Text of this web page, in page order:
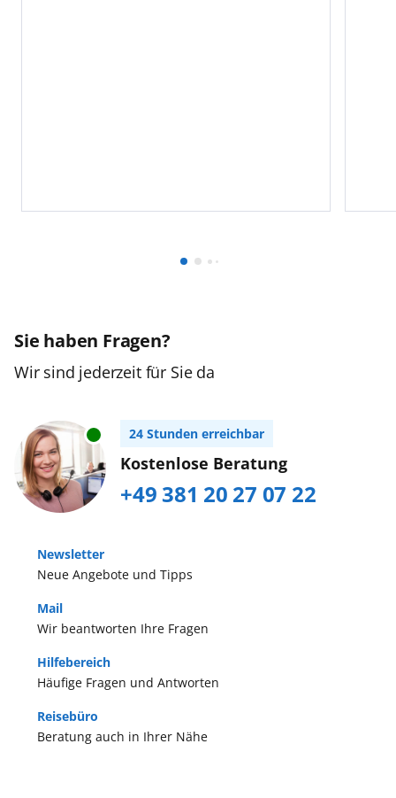
Sie haben Fragen?
Wir sind jederzeit für Sie da
24 Stunden erreichbar
Kostenlose Beratung
+49 381 20 27 07 22
Neue Angebote und Tipps
Newsletter
Häufige Fragen und Antworten
Hilfebereich
Wir beantworten Ihre Fragen
Mail
Beratung auch in Ihrer Nähe
Reisebüro